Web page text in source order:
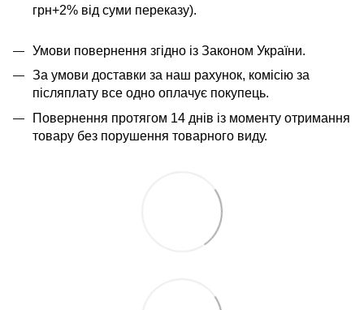
грн+2% від суми переказу).
Умови повернення згідно із Законом України.
За умови доставки за наш рахунок, комісію за
післяплату все одно оплачує покупець.
Повернення протягом 14 днів із моменту отримання
товару без порушення товарного виду.